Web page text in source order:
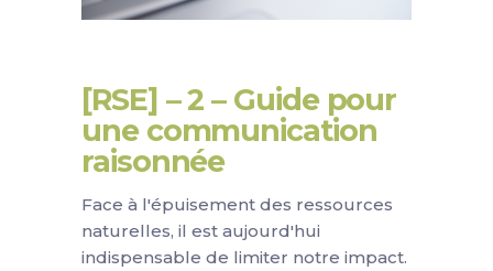
[RSE] – 2 – Guide pour
une communication
raisonnée
Face à l'épuisement des ressources
naturelles, il est aujourd'hui
indispensable de limiter notre impact.